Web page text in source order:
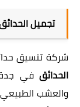
تجميل
شركة تنسيق
الحدائقفي